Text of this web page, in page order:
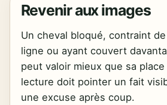
Revenir aux images
Un cheval bloqué, contraint
ligne ou ayant couvert
peut valoir mieux que sa
lecture doit pointer un fait
une excuse après coup.